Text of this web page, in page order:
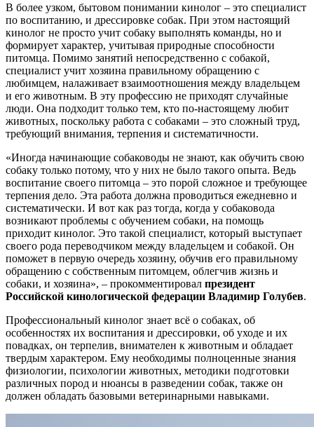
В более узком, бытовом понимании кинолог – это специалист
по воспитанию, и дрессировке собак. При этом настоящий
кинолог не просто учит собаку выполнять команды, но и
формирует характер, учитывая природные способности
питомца. Помимо занятий непосредственно с собакой,
специалист учит хозяина правильному обращению с
любимцем, налаживает взаимоотношения между владельцем
и его животным. В эту профессию не приходят случайные
люди. Она подходит только тем, кто по-настоящему любит
животных, поскольку работа с собаками – это сложный труд,
требующий внимания, терпения и систематичности.
«Иногда начинающие собаководы не знают, как обучить свою
собаку только потому, что у них не было такого опыта. Ведь
воспитание своего питомца – это порой сложное и требующее
терпения дело. Эта работа должна проводиться ежедневно и
систематически. И вот как раз тогда, когда у собаковода
возникают проблемы с обучением собаки, на помощь
приходит кинолог. Это такой специалист, который выступает
своего рода переводчиком между владельцем и собакой. Он
поможет в первую очередь хозяину, обучив его правильному
обращению с собственным питомцем, облегчив жизнь и
собаки, и хозяина», – прокомментировал президент
Российской кинологической федерации Владимир Голубев.
Профессиональный кинолог знает всё о собаках, об
особенностях их воспитания и дрессировки, об уходе и их
повадках, он терпелив, внимателен к животным и обладает
твердым характером. Ему необходимы полноценные знания
физиологии, психологии животных, методики подготовки
различных пород и нюансы в разведении собак, также он
должен обладать базовыми ветеринарными навыками.